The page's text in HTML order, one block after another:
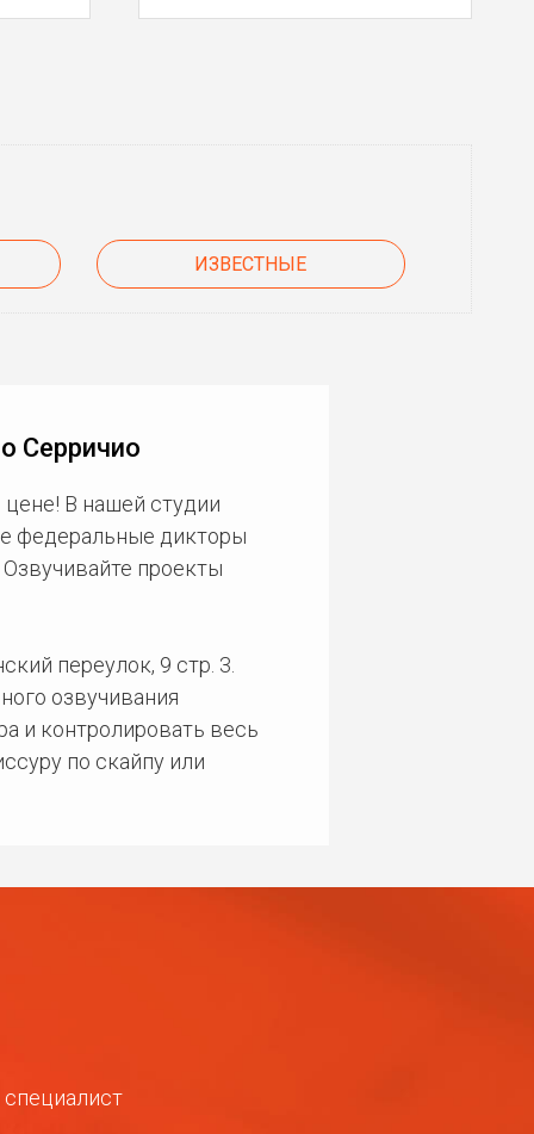
ИЗВЕСТНЫЕ
Серричио
В нашей студии
федеральные дикторы
проекты
переулок, 9 стр. 3.
озвучивания
и контролировать весь
по скайпу или